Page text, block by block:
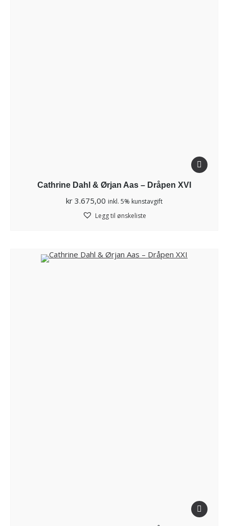
Cathrine Dahl & Ørjan Aas – Dråpen XVI
kr 3.675,00 inkl. 5% kunstavgift
Legg til ønskeliste